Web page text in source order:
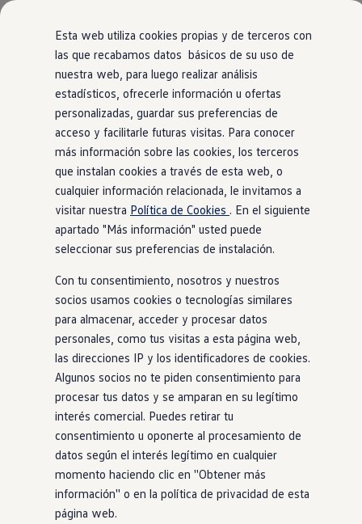
Esta web utiliza cookies propias y de terceros con
las que recabamos datos básicos de su uso de
nuestra web, para luego realizar análisis
estadísticos, ofrecerle información u ofertas
personalizadas, guardar sus preferencias de
acceso y facilitarle futuras visitas. Para conocer
más información sobre las cookies, los terceros
que instalan cookies a través de esta web, o
cualquier información relacionada, le invitamos a
visitar nuestra Política de Cookies . En el siguiente
apartado "Más información" usted puede
seleccionar sus preferencias de instalación.
Con tu consentimiento, nosotros y nuestros
socios usamos cookies o tecnologías similares
para almacenar, acceder y procesar datos
personales, como tus visitas a esta página web,
las direcciones IP y los identificadores de cookies.
Algunos socios no te piden consentimiento para
procesar tus datos y se amparan en su legítimo
interés comercial. Puedes retirar tu
consentimiento u oponerte al procesamiento de
datos según el interés legítimo en cualquier
momento haciendo clic en ''Obtener más
información'' o en la política de privacidad de esta
página web.
Ir
directamente
al contenido
Ir
directamente
al pie de
página
Nuevo ID. Polo: El eléctrico para todos
Nuevo ID. Cross 100% eléctrico
Modelos 7 plazas
Descubre el nuevo Golf GTI 50 Aniversario
Gama Deportiva
Gama SUV de Volkswagen
Ofertas y promociones
Precios Especiales
Renueva tu Volkswagen
Trae un amigo a Volkswagen Canarias
Financiación Volkswagen
Volkswagen Flex & Serenity
Renting
Vehículos de ocasión
Concursos Volkswagen
Clientes
Buscador de Concesionarios
Atención al cliente
Accesorios
Guía de mantenimiento
Información Útil
Viajar en coche
WLTP
Aceite y líquidos
EA189
Etiquetado de neumáticos UE - Volkswagen
Reciclaje Volkswagen Canarias
Servicios de mantenimiento
Garantía Volkswagen
Homologaciones y certificados de conformidad
Información sobre el apagón de redes 2G-3G
Recambios
Recambios reconstruidos